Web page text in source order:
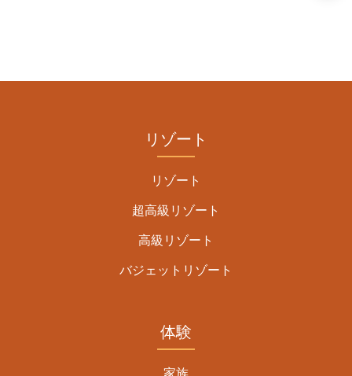
リゾート
リゾート
超高級リゾート
高級リゾート
バジェットリゾート
体験
家族